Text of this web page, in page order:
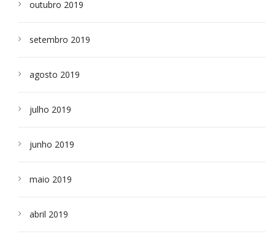
outubro 2019
setembro 2019
agosto 2019
julho 2019
junho 2019
maio 2019
abril 2019